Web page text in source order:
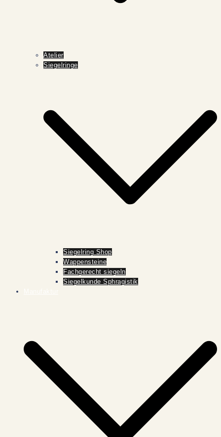
Atelier
Siegelringe
Siegelring Shop
Wappensteine
Fachgerecht siegeln
Siegelkunde Sphragistik